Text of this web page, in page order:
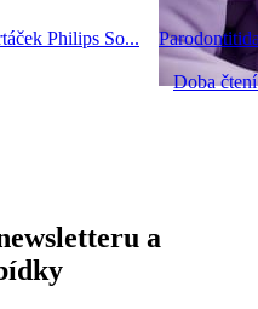
Philips So...
Doba
a